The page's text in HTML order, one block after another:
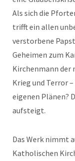
Als sich die
trifft ein allen
verstorbene
Geheimen zum
Kirchenmann der
Krieg und Terror
eigenen Plänen?
aufsteigt.
Das Werk nimmt
Katholischen